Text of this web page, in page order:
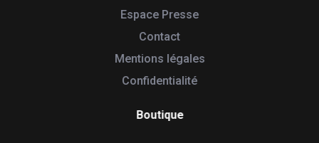
Espace Presse
Contact
Mentions légales
Confidentialité
Boutique